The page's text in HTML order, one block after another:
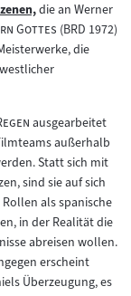
die an Werner
Gottes "(BRD 1972)
die
"ausgearbeitet
außerhalb
Statt sich mit
sind sie auf sich
als spanische
in der Realität die
abreisen wollen.
erscheint
Überzeugung, es